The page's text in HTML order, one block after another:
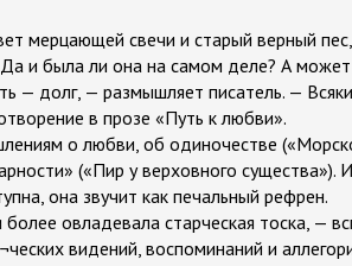
мерцающей свечи и старый верный
и была ли она на самом деле? А
— долг, — размышляет писатель. —
в прозе «Путь к любви».
о любви, об одиночестве
(«Пир у верховного
она звучит как печальный рефрен.
овладевала старческая тоска, —
видений, воспоминаний и